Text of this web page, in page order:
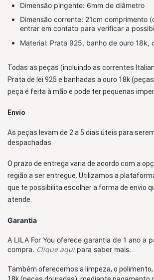
Dimensão pingente: 6mm de diâmetro
Dimensão corrente: 21cm comprimento
entrar em contato para verificar a
Material: Prata 925, banho de ouro 18k,
Todas as peças (incluindo as correntes
Prata de lei 925 e banhadas a ouro 18k
peça é feita à mão e pode ter pequenas
Envio
As peças levam de 2 a 5 dias úteis para
despachadas.
O prazo de entrega varia de acordo com a
região a ser entregue. Utilizamos a
que te possibilita escolher a forma de envio
atende.
Garantia
A LILA For You oferece garantia de 1 ano a
compra. Clique aquipara saber mais.
Também oferecemos a limpeza, o polimento,